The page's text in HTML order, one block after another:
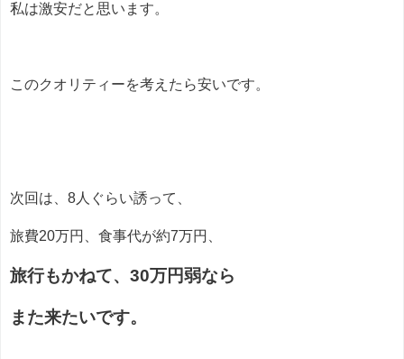
私は激安だと思います。
このクオリティーを考えたら安いです。
次回は、8人ぐらい誘って、
旅費20万円、食事代が約7万円、
旅行もかねて、30万円弱なら
また来たいです。